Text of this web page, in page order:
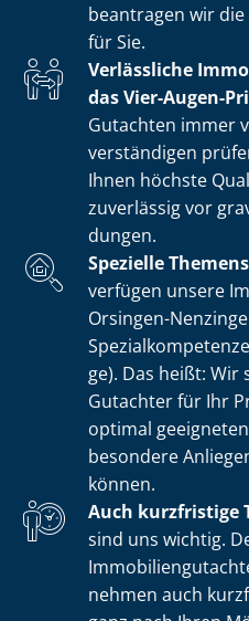
beantragen wir
für Sie.
Verlässliche
das Vier-Augen-
Gutachten immer
ver­stän­di­gen
Ihnen höchste
zuverlässig vor
dun­gen.
Spezielle
verfügen unsere
Orsingen-
ge). Das heißt:
Gutachter für Ihr
optimal
besondere
können.
Auch kurzfristige
sind uns wichtig.
nehmen auch